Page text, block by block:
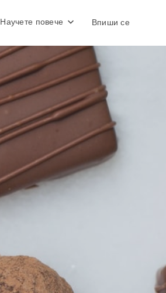
Научете повече Впиши се